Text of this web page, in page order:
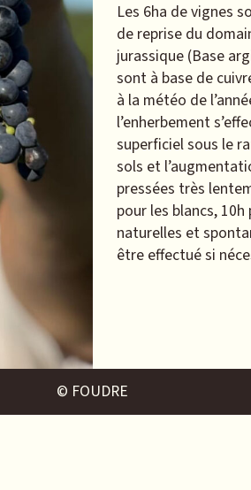
Les 6ha de vignes
de reprise du
jurassique (Base
sont à base de
à la météo de
l’enherbement
superficiel sous le
sols et
pressées très
pour les blancs,
naturelles et
être effectué si
© FOUDRE